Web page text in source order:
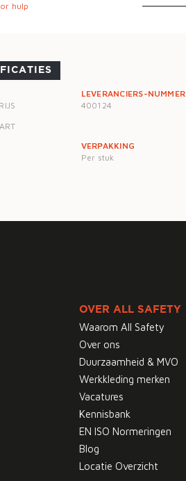
hulp
LEVERANCIERS-NUMMER
400124
VERPAKKING
Per stuk
OVER ALL SAFETY
Waarom All Safety
Over ons
Duurzaamheid & MVO
Werkkleding merken
Vacatures
Kennisbank
EN ISO Normeringen
Blog
Locatie Overzicht